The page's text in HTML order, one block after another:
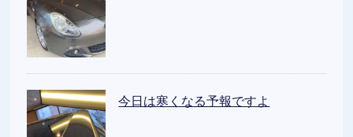
今日は寒くなる予報ですよ